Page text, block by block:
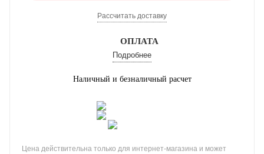
Рассчитать доставку
ОПЛАТА
Подробнее
Наличный и безналичный расчет
Цена действительна только для интернет-магазина и может